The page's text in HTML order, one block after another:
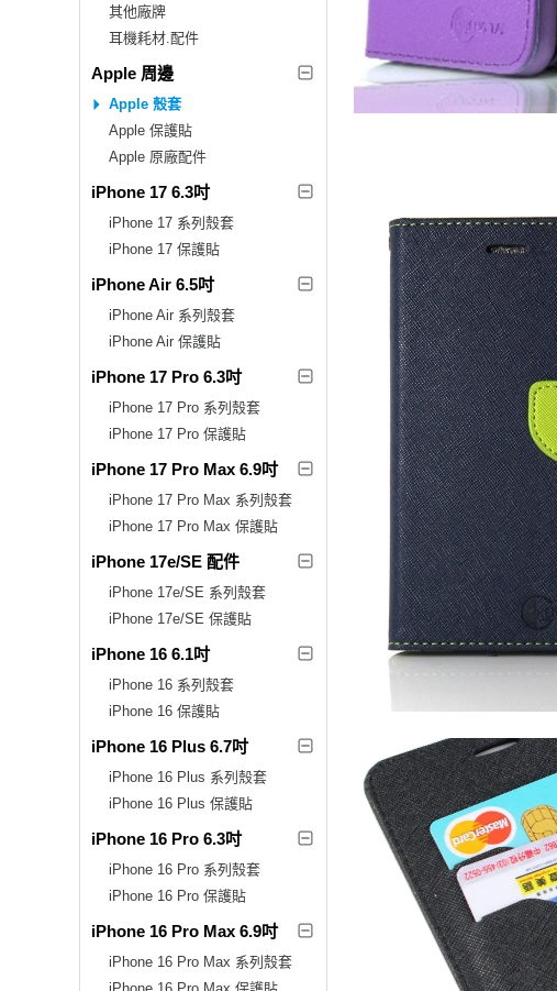
其他廠牌
耳機耗材.配件
Apple 周邊
Apple 殼套
Apple 保護貼
Apple 原廠配件
iPhone 17 6.3吋
iPhone 17 系列殼套
iPhone 17 保護貼
iPhone Air 6.5吋
iPhone Air 系列殼套
iPhone Air 保護貼
iPhone 17 Pro 6.3吋
iPhone 17 Pro 系列殼套
iPhone 17 Pro 保護貼
iPhone 17 Pro Max 6.9吋
iPhone 17 Pro Max 系列殼套
iPhone 17 Pro Max 保護貼
iPhone 17e/SE 配件
iPhone 17e/SE 系列殼套
iPhone 17e/SE 保護貼
iPhone 16 6.1吋
iPhone 16 系列殼套
iPhone 16 保護貼
iPhone 16 Plus 6.7吋
iPhone 16 Plus 系列殼套
iPhone 16 Plus 保護貼
iPhone 16 Pro 6.3吋
iPhone 16 Pro 系列殼套
iPhone 16 Pro 保護貼
iPhone 16 Pro Max 6.9吋
iPhone 16 Pro Max 系列殼套